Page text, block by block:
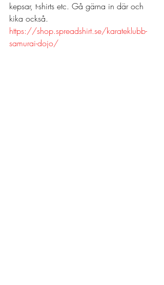
kepsar, t-shirts etc. Gå gärna in där och
kika också.
https://shop.spreadshirt.se/karateklubb-
samurai-dojo/